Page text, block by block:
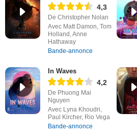
4,3
De Christopher Nolan
Avec Matt Damon, Tom
Holland, Anne
Hathaway
Bande-annonce
In Waves
4,2
De Phuong Mai
Nguyen
Avec Lyna Khoudri,
Paul Kircher, Rio Vega
Bande-annonce